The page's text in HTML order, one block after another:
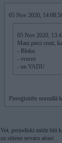
05 Nov 2020,
05 Nov 2020,
Mani pieci centi,
- Bloku
- sveces
- un VADU
Piereģistrēts normālā
Vot, periodiski mēdz būt
uz sitienu nevaru atrast